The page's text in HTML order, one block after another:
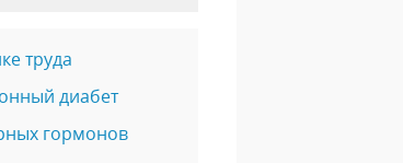
труда
диабет
гормонов